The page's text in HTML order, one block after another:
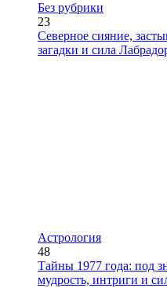
Без рубрики
23
Северное сияние,
загадки и сила
Астрология
48
Тайны 1977 года: под
мудрость, интриги и